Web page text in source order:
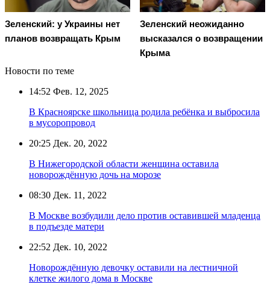
Зеленский: у Украины нет
планов возвращать Крым
Зеленский неожиданно
высказался о возвращении
Крыма
Новости по теме
14:52 Фев. 12, 2025
В Красноярске школьница родила ребёнка и выбросила
в мусоропровод
20:25 Дек. 20, 2022
В Нижегородской области женщина оставила
новорождённую дочь на морозе
08:30 Дек. 11, 2022
В Москве возбудили дело против оставившей младенца
в подъезде матери
22:52 Дек. 10, 2022
Новорождённую девочку оставили на лестничной
клетке жилого дома в Москве